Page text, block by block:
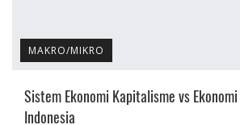
MAKRO/MIKRO
Sistem Ekonomi Kapitalisme vs
Indonesia